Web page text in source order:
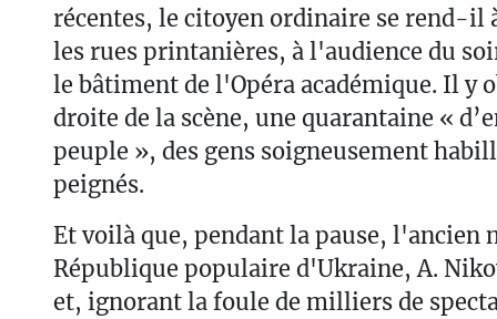
récentes, le citoyen ordinaire se rend-il
les rues printanières, à l'audience du
le bâtiment de l'Opéra académique. Il y
droite de la scène, une quarantaine «
peuple », des gens soigneusement
peignés.
Et voilà que, pendant la pause, l'ancien
République populaire d'Ukraine, A.
et, ignorant la foule de milliers de